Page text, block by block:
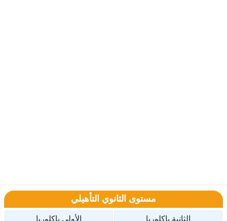
مستوى الثانوي التأهيلي
الثانية باكلوريا
الأولى باكلوريا